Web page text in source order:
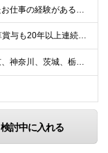
◆人との関わりを重視したお仕事の経験がある方 とくにチームをまとめた経験がある方を歓迎します ┗例えば… □スーパーマーケット・ホームセンター・ドラッグストアなどの 小売業でチームをまと
【賞与平均2.4ケ月分│決算賞与も20年以上連続で支給中！】 ＜月収例＞ 月収29万円（地域限定正社員／残業代・各種手当含む） 月収26万円（契約社員／残業代・各種手当含む） ◆月給：月給258,
【埼玉、千葉、群馬、東京、神奈川、茨城、栃木の各店舗で積極採用中！U・Iターン歓迎】 【群馬県】 安中/伊勢崎/太田/桐生/高崎/館林/富岡/ 中之条/藤岡/前橋 【茨城県】 古河/取手/竜ヶ崎
検討中に入れる